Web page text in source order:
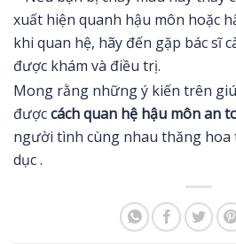
xuất hiện quanh hậu môn hoặc
khi quan hệ, hãy đến gặp bác sĩ
được khám và điều trị.
Mong rằng những ý kiến trên
đượccách quan hệ hậu môn an
người tình cùng nhau thăng
dục .